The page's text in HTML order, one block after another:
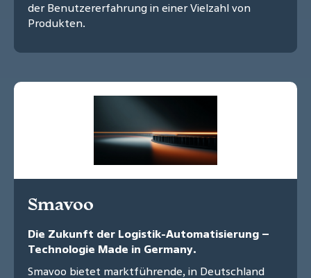
der Benutzererfahrung in einer Vielzahl von
Produkten.
Smavoo
Die Zukunft der Logistik-Automatisierung –
Technologie Made in Germany.
Smavoo bietet marktführende, in Deutschland